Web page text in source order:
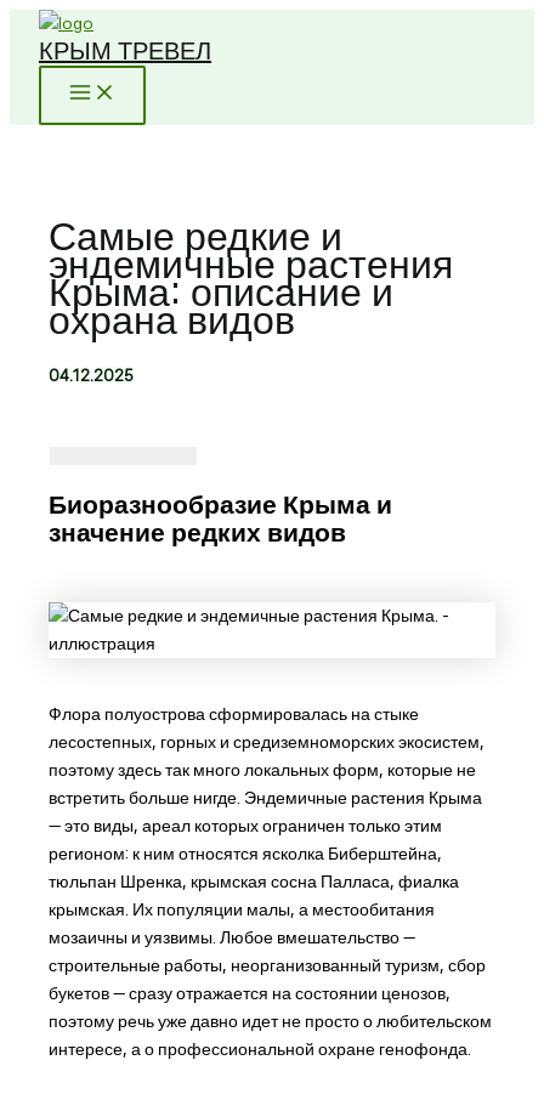
Перейти
КРЫМ ТРЕВЕЛ
Самые редкие и
эндемичные растения
Крыма: описание и
охрана видов
04.12.2025
Биоразнообразие Крыма и
значение редких видов
Флора полуострова сформировалась на стыке
лесостепных, горных и средиземноморских экосистем,
поэтому здесь так много локальных форм, которые не
встретить больше нигде. Эндемичные растения Крыма
— это виды, ареал которых ограничен только этим
регионом: к ним относятся ясколка Биберштейна,
тюльпан Шренка, крымская сосна Палласа, фиалка
крымская. Их популяции малы, а местообитания
мозаичны и уязвимы. Любое вмешательство —
строительные работы, неорганизованный туризм, сбор
букетов — сразу отражается на состоянии ценозов,
поэтому речь уже давно идет не просто о любительском
интересе, а о профессиональной охране генофонда.